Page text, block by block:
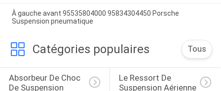
À gauche avant 95535804000 95834304450 Porsche
Suspension pneumatique
Catégories populaires Tous
Absorbeur De Choc
De Suspension
Le Ressort De
Suspension Aérienne